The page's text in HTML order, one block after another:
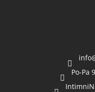
info
Po-Pa